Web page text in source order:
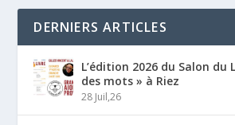
DERNIERS ARTICLES
L’édition 2026 du Salon du
des mots » à Riez
28 Juil,26